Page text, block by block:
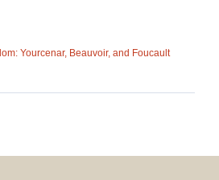
Yourcenar, Beauvoir, and Foucault